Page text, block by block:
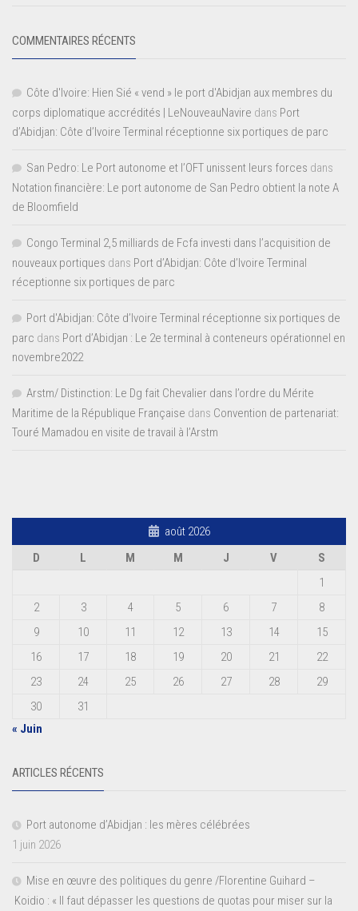
COMMENTAIRES RÉCENTS
Côte d'Ivoire: Hien Sié « vend » le port d'Abidjan aux membres du
corps diplomatique accrédités | LeNouveauNavire dans Port
d’Abidjan: Côte d’Ivoire Terminal réceptionne six portiques de parc
San Pedro: Le Port autonome et l’OFT unissent leurs forces dans
Notation financière: Le port autonome de San Pedro obtient la note A
de Bloomfield
Congo Terminal 2,5 milliards de Fcfa investi dans l’acquisition de
nouveaux portiques dans Port d’Abidjan: Côte d’Ivoire Terminal
réceptionne six portiques de parc
Port d'Abidjan: Côte d’Ivoire Terminal réceptionne six portiques de
parc dans Port d’Abidjan : Le 2e terminal à conteneurs opérationnel en
novembre2022
Arstm/ Distinction: Le Dg fait Chevalier dans l’ordre du Mérite
Maritime de la République Française dans Convention de partenariat:
Touré Mamadou en visite de travail à l’Arstm
août 2026
D
L M M J V
S
1
2
3 4 5 6 7
8
9
10 11 12 13 14
15
16
17 18 19 20 21
22
23
24 25 26 27 28
29
30
31
« Juin
ARTICLES RÉCENTS
Port autonome d’Abidjan : les mères célébrées
1 juin 2026
Mise en œuvre des politiques du genre /Florentine Guihard –
Koidio : « Il faut dépasser les questions de quotas pour miser sur la